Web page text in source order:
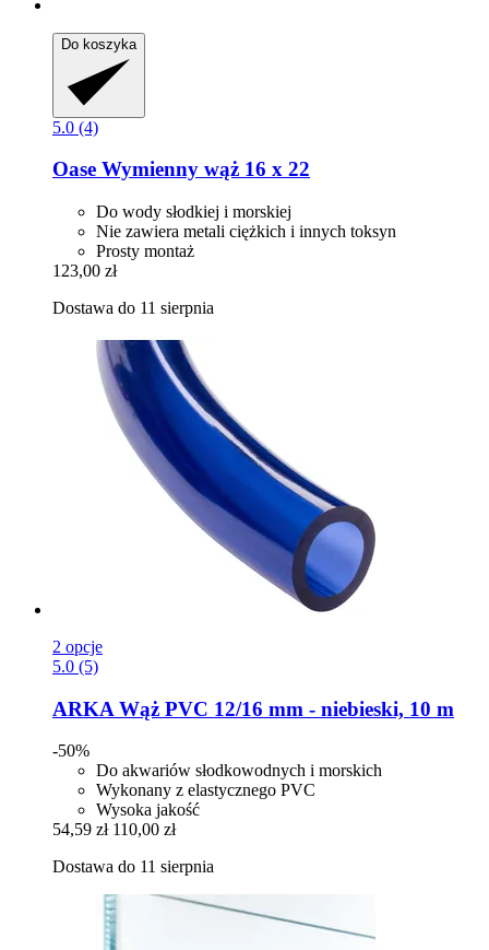
Do koszyka
5.0 (4)
Oase Wymienny wąż 16 x 22
Do wody słodkiej i morskiej
Nie zawiera metali ciężkich i innych toksyn
Prosty montaż
123,00 zł
Dostawa do 11 sierpnia
2 opcje
5.0 (5)
ARKA Wąż PVC 12/16 mm -​ niebieski, 10 m
-50%
Do akwariów słodkowodnych i morskich
Wykonany z elastycznego PVC
Wysoka jakość
54,59 zł 110,00 zł
Dostawa do 11 sierpnia